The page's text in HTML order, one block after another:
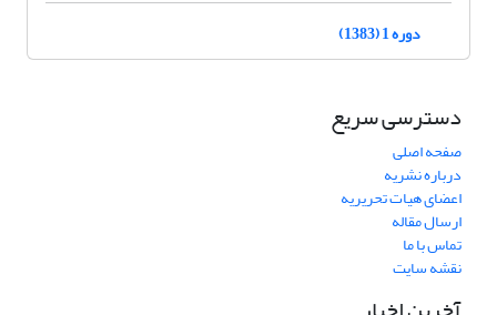
دوره 1 (1383)
دسترسی سریع
صفحه اصلی
درباره نشریه
اعضای هیات تحریریه
ارسال مقاله
تماس با ما
نقشه سایت